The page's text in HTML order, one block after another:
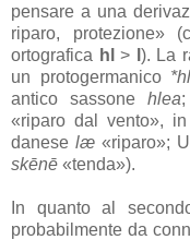
pensare a una
riparo, protezione»
ortografica hl> ). La
un protogermanico
antico sassone hlea
«riparo dal vento»,
daneselæ«riparo»;
skēnē «tenda»).
In quanto al
probabilmente da